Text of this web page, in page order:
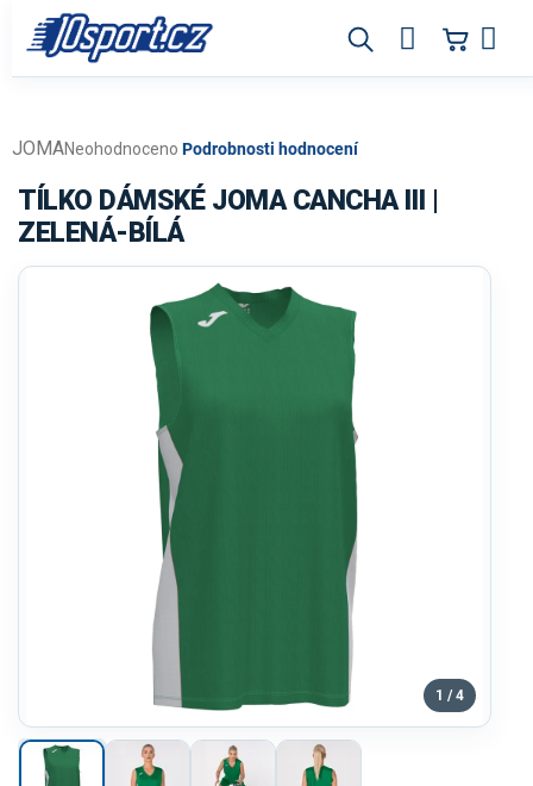
obsah
Průměrné
produktu
je
0,0
Neohodnoceno Podrobnosti hodnocení
JOMA
TÍLKO DÁMSKÉ JOMA CANCHA III |
ZELENÁ-BÍLÁ
1 / 4